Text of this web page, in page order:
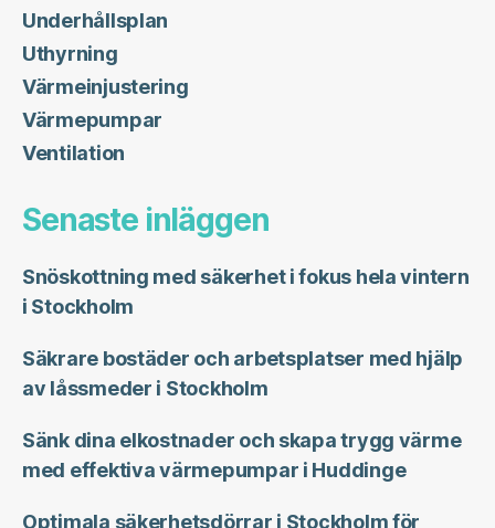
Underhållsplan
Uthyrning
Värmeinjustering
Värmepumpar
Ventilation
Senaste inläggen
Snöskottning med säkerhet i fokus hela vintern
i Stockholm
Säkrare bostäder och arbetsplatser med hjälp
av låssmeder i Stockholm
Sänk dina elkostnader och skapa trygg värme
med effektiva värmepumpar i Huddinge
Optimala säkerhetsdörrar i Stockholm för